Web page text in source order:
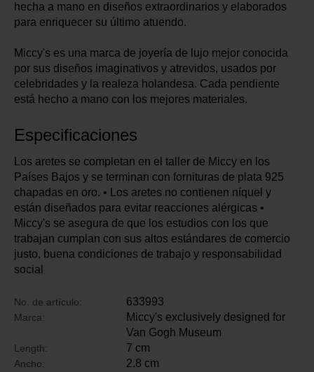
hecha a mano en diseños extraordinarios y elaborados
para enriquecer su último atuendo.
Miccy's es una marca de joyería de lujo mejor conocida
por sus diseños imaginativos y atrevidos, usados ​​por
celebridades y la realeza holandesa. Cada pendiente
está hecho a mano con los mejores materiales.
Especificaciones
Los aretes se completan en el taller de Miccy en los
Países Bajos y se terminan con fornituras de plata 925
chapadas en oro. • Los aretes no contienen níquel y
están diseñados para evitar reacciones alérgicas •
Miccy's se asegura de que los estudios con los que
trabajan cumplan con sus altos estándares de comercio
justo, buena condiciones de trabajo y responsabilidad
social
No. de artículo: 633993
Marca:
Miccy's exclusively designed for
Van Gogh Museum
Length: 7 cm
Ancho: 2.8 cm